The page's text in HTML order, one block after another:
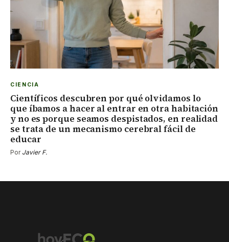
CIENCIA
Científicos descubren por qué olvidamos lo
que íbamos a hacer al entrar en otra habitación
y no es porque seamos despistados, en realidad
se trata de un mecanismo cerebral fácil de
educar
Por Javier F.